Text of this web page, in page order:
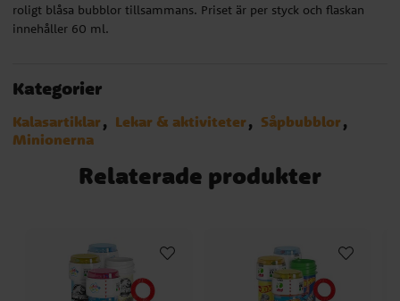
roligt blåsa bubblor tillsammans. Priset är per styck och flaskan
innehåller 60 ml.
Kategorier
Kalasartiklar Lekar & aktiviteter
Såpbubblor
Minionerna
Relaterade produkter